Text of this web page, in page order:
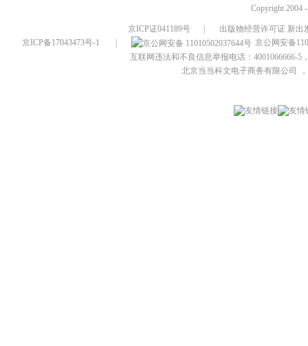
Copyright 2004
京ICP证041189号
出版物经营许可证 新出
京ICP备17043473号-1
京公网安备
互联网违法和不良信息举报电话：4001066666-5
北京当当科文电子商务有限公司